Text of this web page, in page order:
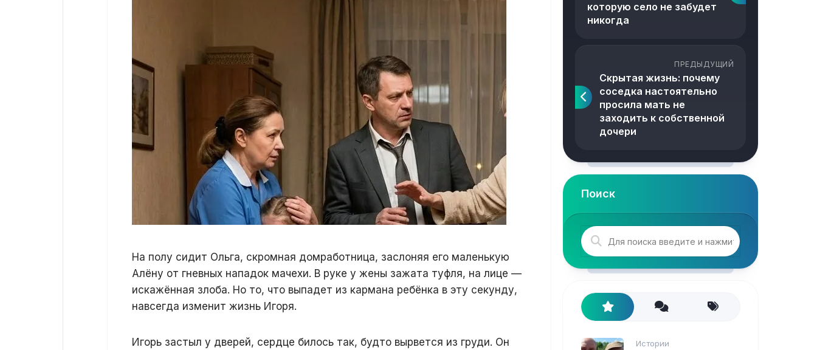
На полу сидит Ольга, скромная домработница, заслоняя его маленькую
Алёну от гневных нападок мачехи. В руке у жены зажата туфля, на лице —
искажённая злоба. Но то, что выпадет из кармана ребёнка в эту секунду,
навсегда изменит жизнь Игоря.
Игорь застыл у дверей, сердце билось так, будто вырвется из груди. Он
которую село не забудет
никогда
ПРЕДЫДУЩИЙ
Скрытая жизнь: почему
соседка настоятельно
просила мать не
заходить к собственной
дочери
Поиск
Истории